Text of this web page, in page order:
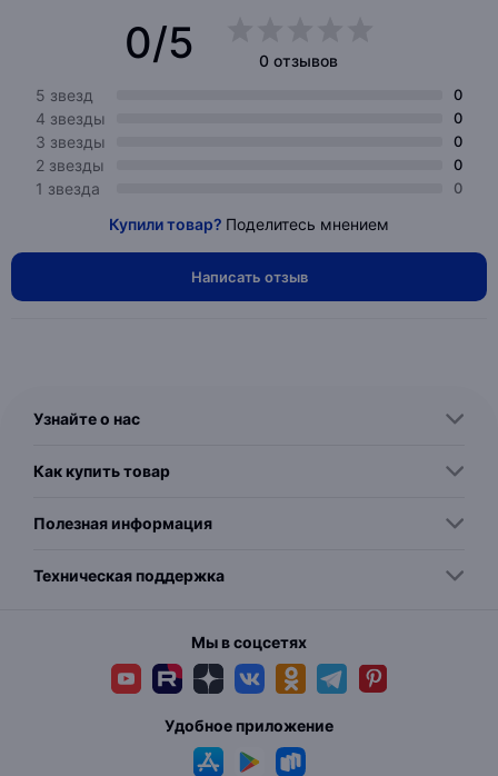
0/5
0 отзывов
5 звезд
0
4 звезды 0
3 звезды 0
2 звезды 0
1 звезда 0
Купили товар? Поделитесь мнением
Написать отзыв
Узнайте о нас
Как купить товар
Полезная информация
Техническая поддержка
Мы в соцсетях
Удобное приложение